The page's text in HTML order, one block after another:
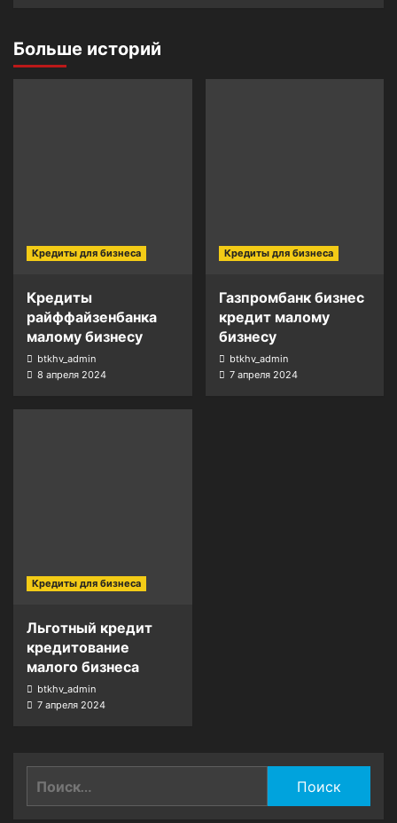
Больше историй
Кредиты для бизнеса
Кредиты
райффайзенбанка
малому бизнесу
btkhv_admin
8 апреля 2024
Кредиты для бизнеса
Газпромбанк бизнес
кредит малому
бизнесу
btkhv_admin
7 апреля 2024
Кредиты для бизнеса
Льготный кредит
кредитование
малого бизнеса
btkhv_admin
7 апреля 2024